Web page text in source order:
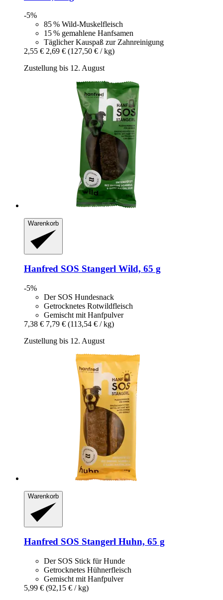
-5%
85 % Wild-Muskelfleisch
15 % gemahlene Hanfsamen
Täglicher Kauspaß zur Zahnreinigung
2,55 € 2,69 € (127,50 € / kg)
Zustellung bis 12. August
Warenkorb
Hanfred SOS Stangerl Wild, 65 g
-5%
Der SOS Hundesnack
Getrocknetes Rotwildfleisch
Gemischt mit Hanfpulver
7,38 € 7,79 € (113,54 € / kg)
Zustellung bis 12. August
Warenkorb
Hanfred SOS Stangerl Huhn, 65 g
Der SOS Stick für Hunde
Getrocknetes Hühnerfleisch
Gemischt mit Hanfpulver
5,99 € (92,15 € / kg)